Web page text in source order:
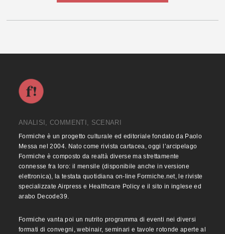
ANALISI, COMMENTI, SCENARI
Formiche è un progetto culturale ed editoriale fondato da Paolo
Messa nel 2004. Nato come rivista cartacea, oggi l’arcipelago
Formiche è composto da realtà diverse ma strettamente
connesse fra loro: il mensile (disponibile anche in versione
elettronica), la testata quotidiana on-line Formiche.net, le riviste
specializzate Airpress e Healthcare Policy e il sito in inglese ed
arabo Decode39.
Formiche vanta poi un nutrito programma di eventi nei diversi
formati di convegni, webinair, seminari e tavole rotonde aperte al